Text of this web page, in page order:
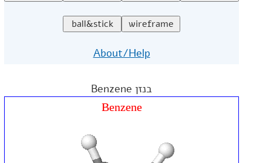
About/Help
בנזן Benzene